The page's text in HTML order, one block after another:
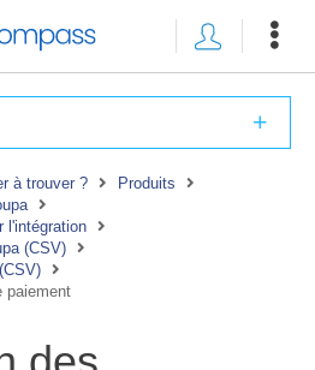
à trouver ?
Produits
l'intégration
(CSV)
paiement